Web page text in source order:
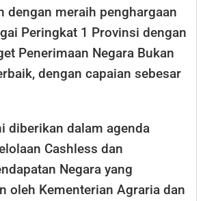
dengan meraih penghargaan
Peringkat 1 Provinsi dengan
Penerimaan Negara Bukan
dengan capaian sebesar
diberikan dalam agenda
Cashless dan
Negara yang
oleh Kementerian Agraria dan